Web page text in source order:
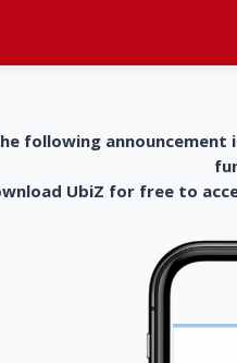
following
UbiZ for free to